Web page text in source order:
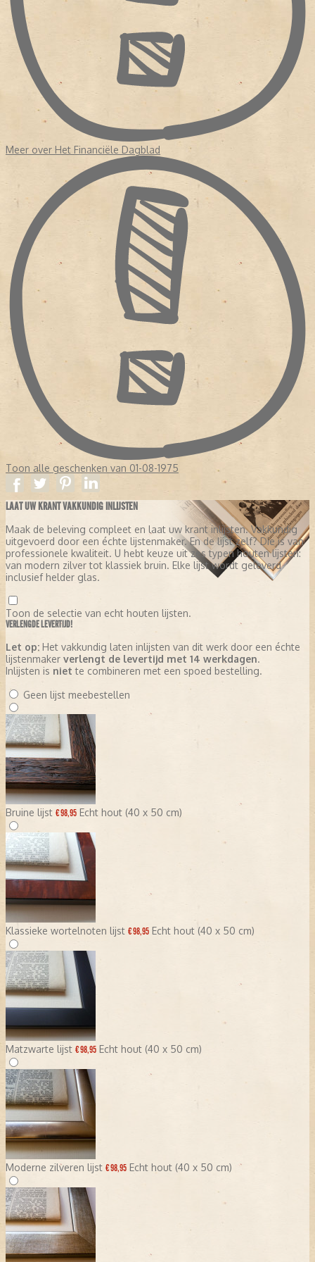
Meer over Het Financiële Dagblad
Toon alle geschenken van 01-08-1975
LAAT UW KRANT VAKKUNDIG INLIJSTEN
Maak de beleving compleet en laat uw krant inlijsten. Vakkundig
uitgevoerd door een échte lijstenmaker. En de lijst zelf? Die is van
professionele kwaliteit. U hebt keuze uit zes typen houten lijsten:
van modern zilver tot klassiek bruin. Elke lijst wordt geleverd
inclusief helder glas.
Toon de selectie van echt houten lijsten.
VERLENGDE LEVERTIJD!
Let op: Het vakkundig laten inlijsten van dit werk door een échte
lijstenmaker verlengt de levertijd met 14 werkdagen.
Inlijsten is niet te combineren met een spoed bestelling.
Geen lijst meebestellen
Bruine lijst € 98,95 Echt hout (40 x 50 cm)
Klassieke wortelnoten lijst € 98,95 Echt hout (40 x 50 cm)
Matzwarte lijst € 98,95 Echt hout (40 x 50 cm)
Moderne zilveren lijst € 98,95 Echt hout (40 x 50 cm)